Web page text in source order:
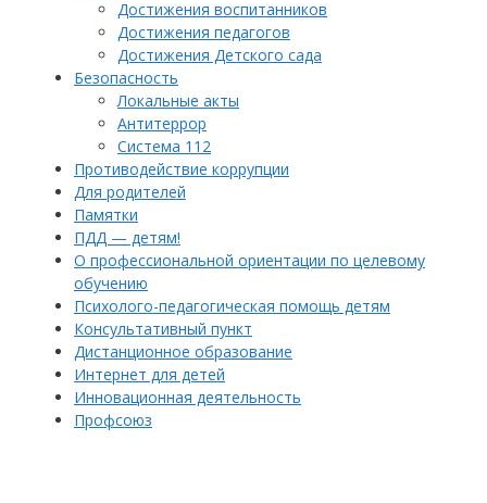
Достижения воспитанников
Достижения педагогов
Достижения Детского сада
Безопасность
Локальные акты
Антитеррор
Система 112
Противодействие коррупции
Для родителей
Памятки
ПДД — детям!
О профессиональной ориентации по целевому
обучению
Психолого-педагогическая помощь детям
Консультативный пункт
Дистанционное образование
Интернет для детей
Инновационная деятельность
Профсоюз